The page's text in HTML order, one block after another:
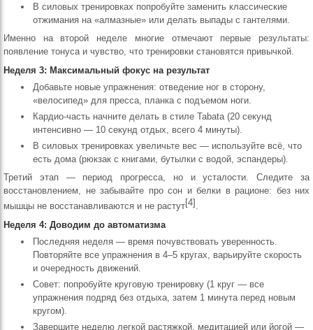
В силовых тренировках попробуйте заменить классические
отжимания на «алмазные» или делать выпады с гантелями.
Именно на второй неделе многие отмечают первые результаты:
появление тонуса и чувство, что тренировки становятся привычкой.
Неделя 3: Максимальный фокус на результат
Добавьте новые упражнения: отведение ног в сторону,
«велосипед» для пресса, планка с подъемом ноги.
Кардио-часть начните делать в стиле Tabata (20 секунд
интенсивно — 10 секунд отдых, всего 4 минуты).
В силовых тренировках увеличьте вес — используйте всё, что
есть дома (рюкзак с книгами, бутылки с водой, эспандеры).
Третий этап — период прогресса, но и усталости. Следите за
восстановлением, не забывайте про сон и белки в рационе: без них
мышцы не восстанавливаются и не растут[4] .
Неделя 4: Доводим до автоматизма
Последняя неделя — время почувствовать уверенность.
Повторяйте все упражнения в 4–5 кругах, варьируйте скорость
и очередность движений.
Совет: попробуйте круговую тренировку (1 круг — все
упражнения подряд без отдыха, затем 1 минута перед новым
кругом).
Завершите неделю легкой растяжкой, медитацией или йогой —